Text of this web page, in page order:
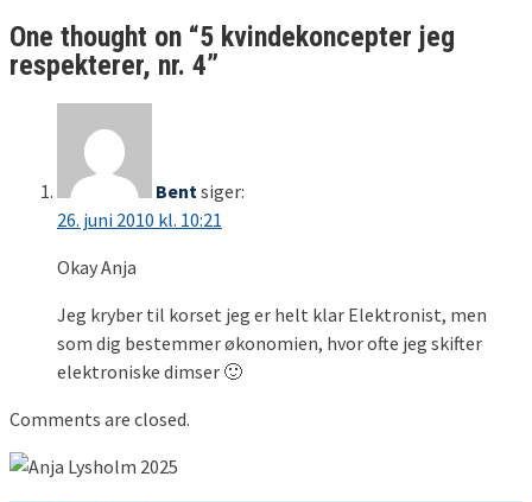
One thought on “5 kvindekoncepter jeg
respekterer, nr. 4”
Bent siger:
26. juni 2010 kl. 10:21
Okay Anja
Jeg kryber til korset jeg er helt klar Elektronist, men
som dig bestemmer økonomien, hvor ofte jeg skifter
elektroniske dimser 🙂
Comments are closed.